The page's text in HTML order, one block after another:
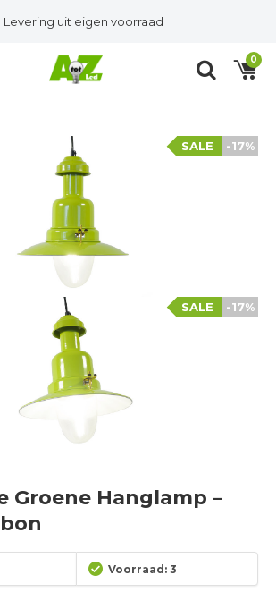
Levering uit eigen voorraad
0
-17%
SALE
-17%
SALE
Groene Hanglamp –
Voorraad: 3